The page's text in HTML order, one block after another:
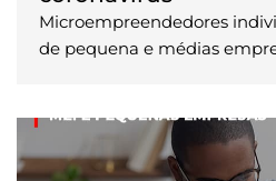
Microempreendedores
de pequena e médias